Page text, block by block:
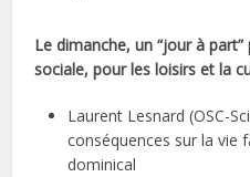
Le dimanche, un “jour à
sociale, pour les loisirs et la
Laurent Lesnard (OSC-
conséquences sur la vie
dominical